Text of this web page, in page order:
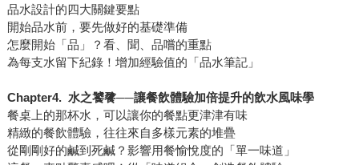
品水設計的四大關鍵要點
開始品水前，要先做好的基礎準備
怎麼開始「品」？看、聞、品嚐的重點
為每支水留下紀錄！增加經驗值的「品水筆記」
Chapter4. 水之饕餮──讓餐飲體驗加倍提升的飲水風味學
餐桌上的那杯水，可以讓你的餐點更津津有味
精緻的餐飲體驗，往往來自多樣元素的堆疊
從剛剛好的鹹到死鹹？影響用餐愉悅度的「單一味道」